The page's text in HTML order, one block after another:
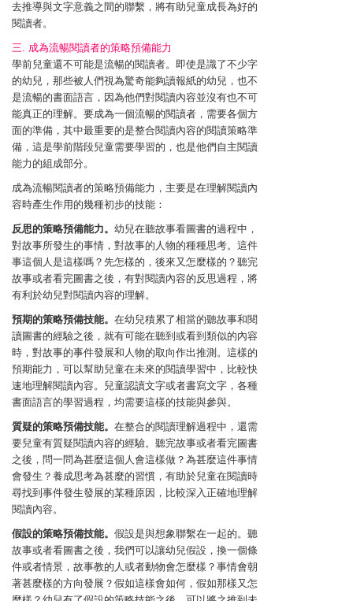
去推導與文字意義之間的聯繫，將有助兒童成長為好的
閱讀者。
三. 成為流暢閱讀者的策略預備能力
學前兒童還不可能是流暢的閱讀者。即使是識了不少字
的幼兒，那些被人們視為驚奇能夠讀報紙的幼兒，也不
是流暢的書面語言，因為他們對閱讀內容並沒有也不可
能真正的理解。要成為一個流暢的閱讀者，需要各個方
面的準備，其中最重要的是整合閱讀內容的閱讀策略準
備，這是學前階段兒童需要學習的，也是他們自主閱讀
能力的組成部分。
成為流暢閱讀者的策略預備能力，主要是在理解閱讀內
容時產生作用的幾種初步的技能：
反思的策略預備能力。 幼兒在聽故事看圖書的過程中，
對故事所發生的事情，對故事的人物的種種思考。這件
事這個人是這樣嗎？先怎樣的，後來又怎麼樣的？聽完
故事或者看完圖書之後，有對閱讀內容的反思過程，將
有利於幼兒對閱讀內容的理解。
預期的策略預備技能。 在幼兒積累了相當的聽故事和閱
讀圖書的經驗之後，就有可能在聽到或看到類似的內容
時，對故事的事件發展和人物的取向作出推測。這樣的
預期能力，可以幫助兒童在未來的閱讀學習中，比較快
速地理解閱讀內容。兒童認讀文字或者書寫文字，各種
書面語言的學習過程，均需要這樣的技能與參與。
質疑的策略預備技能。 在整合的閱讀理解過程中，還需
要兒童有質疑閱讀內容的經驗。聽完故事或者看完圖書
之後，問一問為甚麼這個人會這樣做？為甚麼這件事情
會發生？養成思考為甚麼的習慣，有助於兒童在閱讀時
尋找到事件發生發展的某種原因，比較深入正確地理解
閱讀內容。
假設的策略預備技能。 假設是與想象聯繫在一起的。聽
故事或者看圖書之後，我們可以讓幼兒假設，換一個條
件或者情景，故事教的人或者動物會怎麼樣？事情會朝
著甚麼樣的方向發展？假如這樣會如何，假如那樣又怎